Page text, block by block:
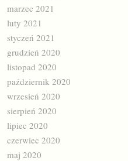
marzec 2021
luty 2021
styczeń 2021
grudzień 2020
listopad 2020
październik 2020
wrzesień 2020
sierpień 2020
lipiec 2020
czerwiec 2020
maj 2020